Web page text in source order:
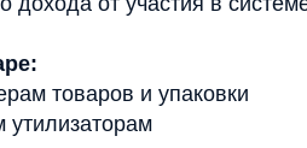
товаров и упаковки